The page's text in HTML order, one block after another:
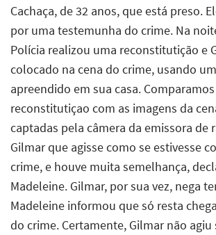
Cachaça, de 32 anos, que está preso.
por uma testemunha do crime. Na
Polícia realizou uma reconstitutição e
colocado na cena do crime, usando
apreendido em sua casa.
reconstitutiçao com as imagens da
captadas pela câmera da emissora de
Gilmar que agisse como se estivesse
crime, e houve muita semelhança,
Madeleine. Gilmar, por sua vez, nega
Madeleine informou que só resta
do crime. Certamente, Gilmar não agiu